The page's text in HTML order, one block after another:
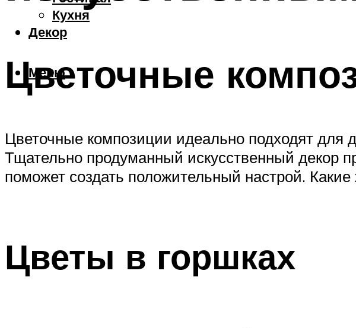
Кухня
Декор
Меню
Цветочные
Цветочные композиции идеально подходят для
Тщательно продуманный искусственный декор
поможет создать положительный настрой.
Цветы в горшках